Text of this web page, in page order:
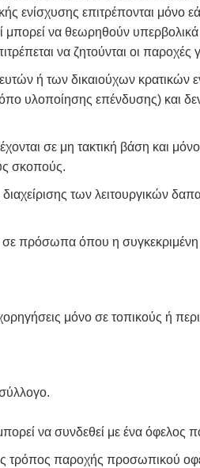
ενίσχυσης επιτρέπονται μόνο
μπορεί να θεωρηθούν
να ζητούνται οι παροχές
ή των δικαιούχων κρατικών
υλοποίησης επένδυσης) και
σε μη τακτική βάση και
σκοπούς.
των λειτουργικών
σε πρόσωπα όπου η
μόνο σε τοπικούς ή
να συνδεθεί με ένα όφελος
τρόπος παροχής προσωπικού